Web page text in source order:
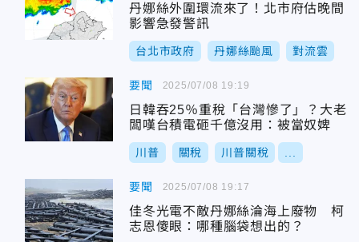
丹娜絲外圍環流來了！北市府估晚間
影響急發警訊
台北市政府 丹娜絲颱風 對流雲
要聞
日韓吞25％重稅「台灣慘了」？大老
闆嘆台積電砸千億沒用：被當奴婢
川普 關稅 川普關稅
2025/07/08 19:19
要聞
佳冬光電不敵丹娜絲淪海上廢物 柯
志恩傻眼：哪種腦袋想出的？
2025/07/08 19:17